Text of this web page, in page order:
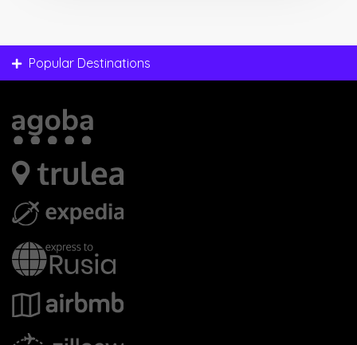
Popular Destinations